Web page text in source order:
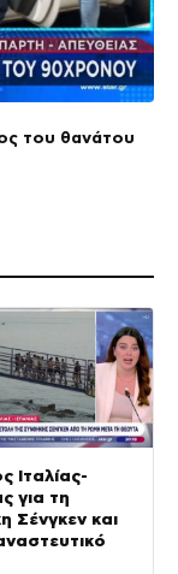
του θανάτου
Ιταλίας-
για τη
Σένγκεν και